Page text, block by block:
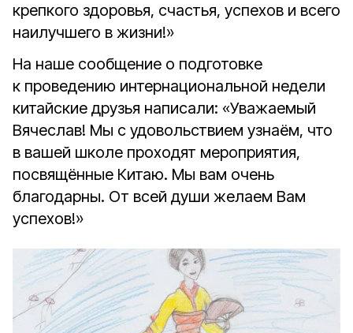
крепкого здоровья, счастья, успехов и всего
наилучшего в жизни!»
На наше сообщение о подготовке
к проведению интернациональной недели
китайские друзья написали: «Уважаемый
Вячеслав! Мы с удовольствием узнаём, что
в вашей школе проходят мероприятия,
посвящённые Китаю. Мы вам очень
благодарны. От всей души желаем Вам
успехов!»